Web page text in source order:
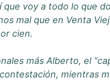
que voy a todo lo que
mal que en Venta
cien.
más Alberto, el
mientras